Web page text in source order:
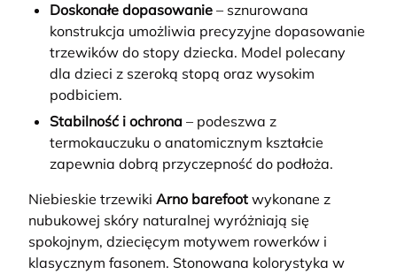
Doskonałe dopasowanie – sznurowana
konstrukcja umożliwia precyzyjne dopasowanie
trzewików do stopy dziecka. Model polecany
dla dzieci z szeroką stopą oraz wysokim
podbiciem.
Stabilność i ochrona – podeszwa z
termokauczuku o anatomicznym kształcie
zapewnia dobrą przyczepność do podłoża.
Niebieskie trzewiki Arno barefoot wykonane z
nubukowej skóry naturalnej wyróżniają się
spokojnym, dziecięcym motywem rowerków i
klasycznym fasonem. Stonowana kolorystyka w